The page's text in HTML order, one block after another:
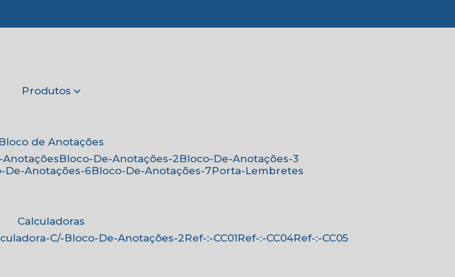
Produtos
Bloco de Anotações
Anotações Bloco-De-Anotações-2
Bloco-De-Anotações-3
De-Anotações-6 Bloco-De-Anotações-7
Porta-Lembretes
Calculadoras
C/-Bloco-De-Anotações-2 Ref-:-CC01 Ref-:-CC04
Ref-:-CC05